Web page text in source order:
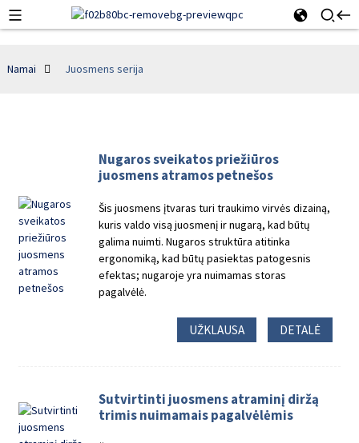
Namai Juosmens serija
Nugaros sveikatos priežiūros
juosmens atramos petnešos
Šis juosmens įtvaras turi traukimo virvės dizainą,
kuris valdo visą juosmenį ir nugarą, kad būtų
galima nuimti. Nugaros struktūra atitinka
ergonomiką, kad būtų pasiektas patogesnis
efektas; nugaroje yra nuimamas storas
pagalvėlė.
UŽKLAUSA DETALĖ
Sutvirtinti juosmens atraminį diržą
trimis nuimamais pagalvėlėmis